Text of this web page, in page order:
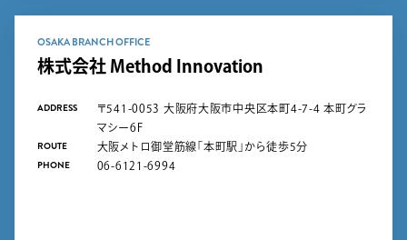
OSAKA BRANCH OFFICE
株式会社 Method Innovation
ADDRESS
〒541-0053 大阪府大阪市中央区本町4-7-4 本町グラ
マシー6F
ROUTE 大阪メトロ御堂筋線「本町駅」から徒歩5分
PHONE 06-6121-6994